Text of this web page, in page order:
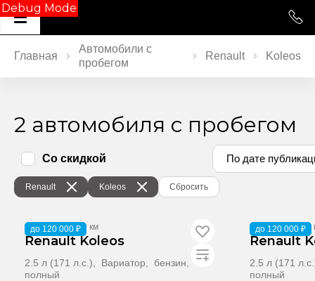
Debug Mode
Главная
Автомобили с
пробегом
Renault Koleos
2 автомобиля с пробегом
Renault Koleos Сбросить
Со скидкой По дате
до 120 000 ₽
2008 ·285 449 км
Renault Koleos
2.5 л (171 л.с.), Вариатор, бензин,
полный
до 120 000 ₽
2011 ·238 600
Renault
2.5 л (171
полный